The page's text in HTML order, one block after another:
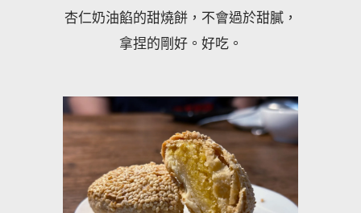
杏仁奶油餡的甜燒餅，不會過於甜膩，
拿捏的剛好。好吃。